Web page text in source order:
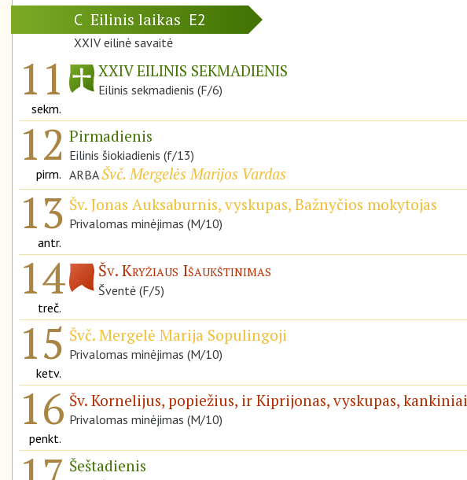
C Eilinis laikas E2
XXIV eilinė savaitė
11
sekm.
XXIV EILINIS SEKMADIENIS
Eilinis sekmadienis (F/6)
12
pirm.
Pirmadienis
Eilinis šiokiadienis (f/13)
ARBAŠvč. Mergelės Marijos Vardas
13
antr.
Šv. Jonas Auksaburnis, vyskupas, Bažnyčios mokytojas
Privalomas minėjimas (M/10)
14
treč.
Šv. Kryžiaus Išaukštinimas
Šventė (F/5)
15
ketv.
Švč. Mergelė Marija Sopulingoji
Privalomas minėjimas (M/10)
16
penkt.
Šv. Kornelijus, popiežius, ir Kiprijonas, vyskupas, kankiniai
Privalomas minėjimas (M/10)
Šeštadienis